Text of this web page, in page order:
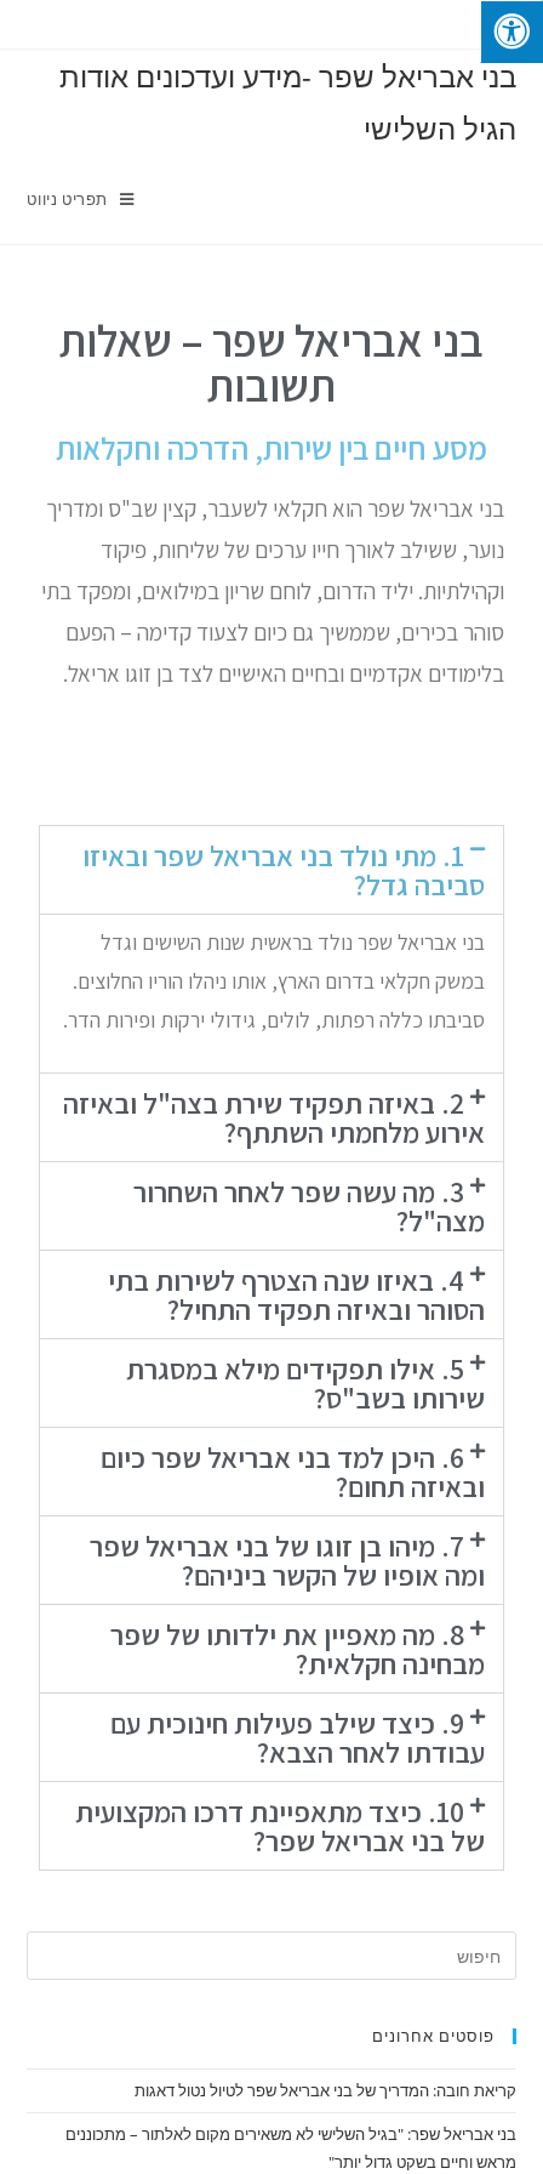
בני אבריאל שפר -מידע ועדכונים אודות
הגיל השלישי
תפריט ניווט
בני אבריאל שפר – שאלות
תשובות
מסע חיים בין שירות, הדרכה וחקלאות
בני אבריאל שפר הוא חקלאי לשעבר, קצין שב"ס ומדריך
נוער, ששילב לאורך חייו ערכים של שליחות, פיקוד
וקהילתיות. יליד הדרום, לוחם שריון במילואים, ומפקד בתי
סוהר בכירים, שממשיך גם כיום לצעוד קדימה – הפעם
בלימודים אקדמיים ובחיים האישיים לצד בן זוגו אריאל.
1. מתי נולד בני אבריאל שפר ובאיזו
סביבה גדל?
בני אבריאל שפר נולד בראשית שנות השישים וגדל
במשק חקלאי בדרום הארץ, אותו ניהלו הוריו החלוצים.
סביבתו כללה רפתות, לולים, גידולי ירקות ופירות הדר.
2. באיזה תפקיד שירת בצה"ל ובאיזה
אירוע מלחמתי השתתף?
3. מה עשה שפר לאחר השחרור
מצה"ל?
4. באיזו שנה הצטרף לשירות בתי
הסוהר ובאיזה תפקיד התחיל?
5. אילו תפקידים מילא במסגרת
שירותו בשב"ס?
6. היכן למד בני אבריאל שפר כיום
ובאיזה תחום?
7. מיהו בן זוגו של בני אבריאל שפר
ומה אופיו של הקשר ביניהם?
8. מה מאפיין את ילדותו של שפר
מבחינה חקלאית?
9. כיצד שילב פעילות חינוכית עם
עבודתו לאחר הצבא?
10. כיצד מתאפיינת דרכו המקצועית
של בני אבריאל שפר?
פוסטים אחרונים
קריאת חובה: המדריך של בני אבריאל שפר לטיול נטול דאגות
בני אבריאל שפר: "בגיל השלישי לא משאירים מקום לאלתור – מתכוננים
מראש וחיים בשקט גדול יותר"